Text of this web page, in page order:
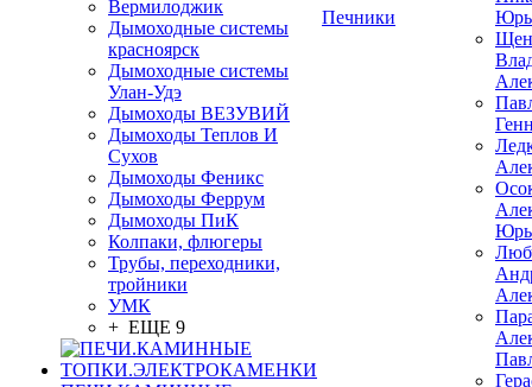
Вермилоджик
Дымоходные системы
красноярск
Дымоходные системы
Улан-Удэ
Дымоходы ВЕЗУВИЙ
Дымоходы Теплов И
Сухов
Дымоходы Феникс
Дымоходы Феррум
Дымоходы ПиК
Колпаки, флюгеры
Трубы, переходники,
тройники
УМК
+ ЕЩЕ 9
Печники